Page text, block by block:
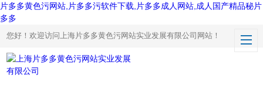
片多多黄色污网站,片多多污软件下载,片多多成人网站,成人国产精品秘片
多多
您好！欢迎访问上海片多多黄色污网站实业发展有限公司网站！